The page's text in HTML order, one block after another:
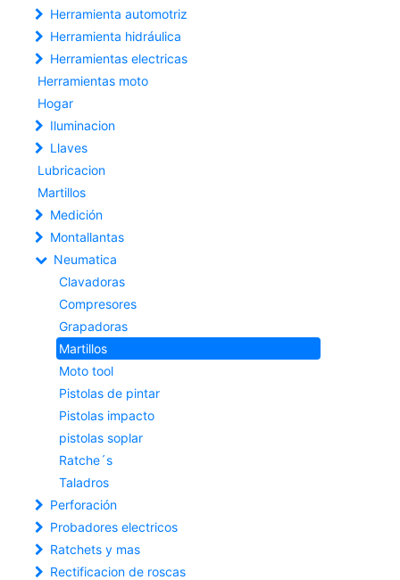
Herramienta automotriz
Herramienta hidráulica
Herramientas electricas
Herramientas moto
Hogar
Iluminacion
Llaves
Lubricacion
Martillos
Medición
Montallantas
Neumatica
Clavadoras
Compresores
Grapadoras
Martillos
Moto tool
Pistolas de pintar
Pistolas impacto
pistolas soplar
Ratche´s
Taladros
Perforación
Probadores electricos
Ratchets y mas
Rectificacion de roscas